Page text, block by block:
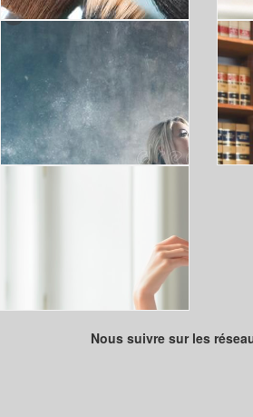
Nous suivre sur les